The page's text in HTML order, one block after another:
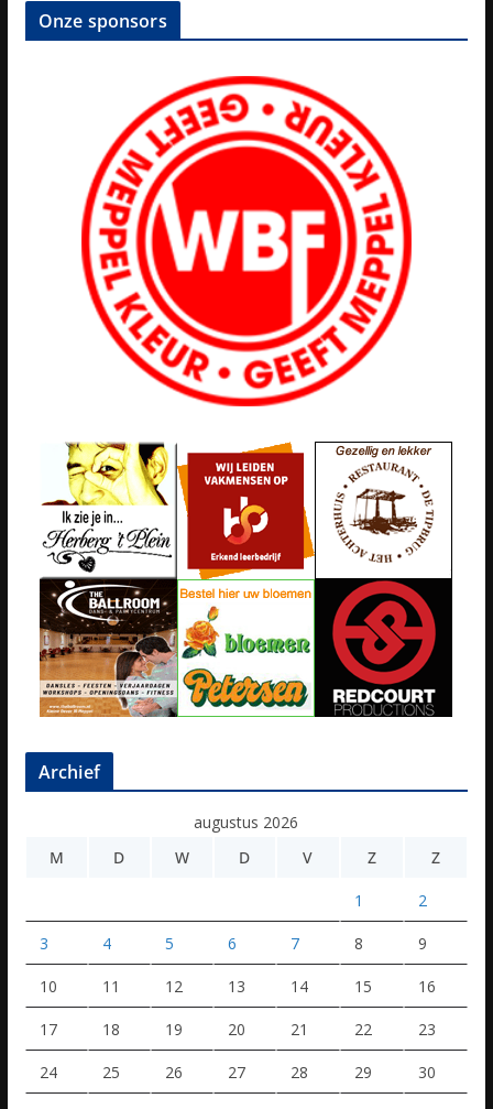
Onze sponsors
Archief
augustus 2026
M
D W D V Z Z
1 2
3 4 5 6 7 8 9
10 11 12 13 14 15 16
17 18 19 20 21 22 23
24 25 26 27 28 29 30